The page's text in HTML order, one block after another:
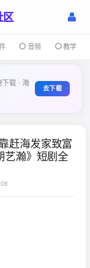
音频 教学
载 · 海
去下载
赶海发家致富
艺瀚》短剧全